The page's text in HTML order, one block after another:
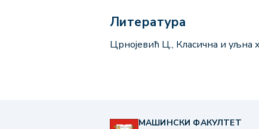
Литература
Црнојевић Ц., Класична и уљна
МАШИНСКИ ФАКУЛТЕТ